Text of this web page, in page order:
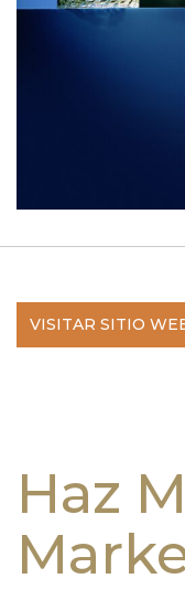
VISITAR SITIO
Haz